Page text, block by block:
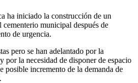
ha iniciado la construcción de un
municipal después de
de urgencia.
pero se han adelantado por la
por la necesidad de disponer de espacio
posible incremento de la demanda de